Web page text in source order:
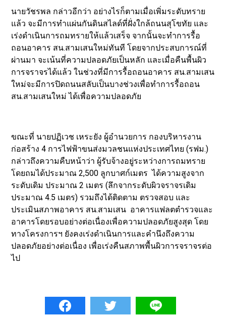
นายวัชรพล กล่าวอีกว่า อย่างไรก็ตามเมื่อเพิ่มระดับทราย
แล้ว จะมีการทำแผ่นกันดินสไลด์ที่ฝั่งใกล้ถนนสุโขทัย และ
เร่งดำเนินการถมทรายให้แล้วเสร็จ จากนั้นจะทำการรื้อ
ถอนอาคาร สน.สามเสนใหม่ทันที โดยจากประสบการณ์ที่
ผ่านมา จะเน้นที่ความปลอดภัยเป็นหลัก และเมื่อคืนพื้นผิว
การจราจรได้แล้ว ในช่วงที่มีการรื้อถอนอาคาร สน.สามเสน
ใหม่จะมีการปิดถนนสลับเป็นบางช่วงเพื่อทำการรื้อถอน
สน.สามเสนใหม่ ได้เพื่อความปลอดภัย
ขณะที่ นายปฏิเวช เหระยัง ผู้อำนวยการ กองบริหารงาน
ก่อสร้าง 4 การไฟฟ้าขนส่งมวลชนแห่งประเทศไทย (รฟม.)
กล่าวถึงความคืบหน้าว่า ผู้รับจ้างอยู่ระหว่างการถมทราย
โดยถมได้ประมาณ 2,500 ลูกบาศก์เมตร ได้ความสูงจาก
ระดับเดิม ประมาณ 2 เมตร (ลึกจากระดับผิวจราจรเดิม
ประมาณ 4.5 เมตร) รวมถึงได้ติดตาม ตรวจสอบ และ
ประเมินสภาพอาคาร สน.สามเสน อาคารแฟลตตำรวจและ
อาคารโดยรอบอย่างต่อเนื่องเพื่อความปลอดภัยสูงสุด โดย
ทางโครงการฯ ยังคงเร่งดำเนินการและคำนึงถึงความ
ปลอดภัยอย่างต่อเนื่อง เพื่อเร่งคืนสภาพพื้นผิวการจราจรต่อ
ไป